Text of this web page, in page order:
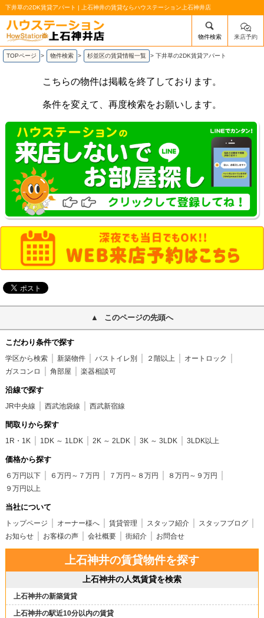
下井草の2DK賃貸アパート | 上石神井の賃貸ならハウステーション上石神井店
/mobile_img/head-logo.png
物件検索 来店予約
TOPページ > 物件検索 > 杉並区の賃貸情報一覧 > 下井草の2DK賃貸アパート
こちらの物件は掲載を終了しております。
条件を変えて、再度検索をお願いします。
このページの先頭へ
こだわり条件で探す
学区から検索 新築物件 バストイレ別 ２階以上
オートロック
ガスコンロ
角部屋 楽器相談可
沿線で探す
JR中央線 西武池袋線 西武新宿線
間取りから探す
1R・1K 1DK ～ 1LDK 2K ～ 2LDK 3K ～ 3LDK 3LDK以上
価格から探す
６万円以下 ６万円～７万円 ７万円～８万円
８万円～９万円
９万円以上
当社について
トップページ オーナー様へ 賃貸管理 スタッフ紹介
スタッフブログ
お知らせ
お客様の声 会社概要 街紹介 お問合せ
上石神井の賃貸物件を探す
上石神井の人気賃貸を検索
上石神井の新築賃貸
上石神井の駅近10分以内の賃貸